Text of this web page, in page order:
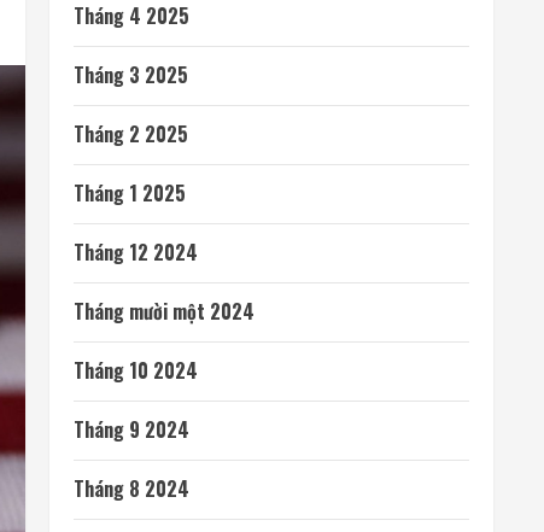
Tháng 4 2025
Tháng 3 2025
Tháng 2 2025
Tháng 1 2025
Tháng 12 2024
Tháng mười một 2024
Tháng 10 2024
Tháng 9 2024
Tháng 8 2024